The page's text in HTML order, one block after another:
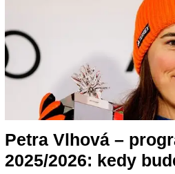
Petra Vlhová –
2025/2026: kedy